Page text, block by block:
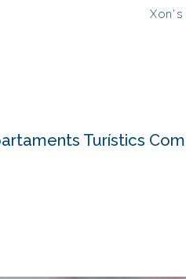
Turístics